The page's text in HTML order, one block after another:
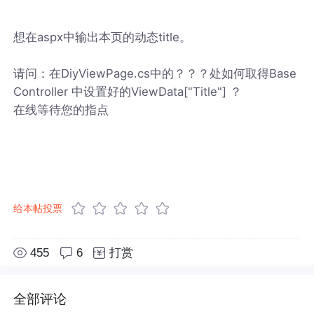
想在aspx中输出本页的动态title。
请问：在DiyViewPage.cs中的？？？处如何取得Base
Controller 中设置好的ViewData["Title"] ？
在线等待您的指点
给本帖投票
455 6 打赏
全部评论